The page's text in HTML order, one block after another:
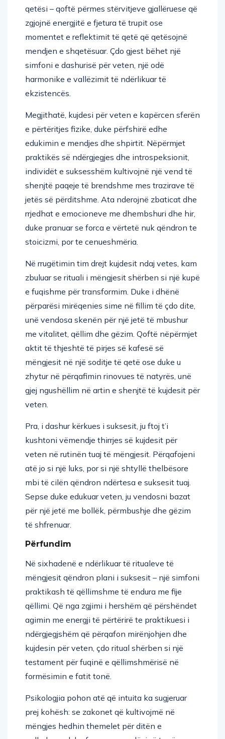
qetësi – qoftë përmes stërvitjeve gjallëruese që
zgjojnë energjitë e fjetura të trupit ose
momentet e reflektimit të qetë që qetësojnë
mendjen e shqetësuar. Çdo gjest bëhet një
simfoni e dashurisë për veten, një odë
harmonike e vallëzimit të ndërlikuar të
ekzistencës.
Megjithatë, kujdesi për veten e kapërcen sferën
e përtëritjes fizike, duke përfshirë edhe
edukimin e mendjes dhe shpirtit. Nëpërmjet
praktikës së ndërgjegjes dhe introspeksionit,
individët e suksesshëm kultivojnë një vend të
shenjtë paqeje të brendshme mes trazirave të
jetës së përditshme. Ata nderojnë zbaticat dhe
rrjedhat e emocioneve me dhembshuri dhe hir,
duke pranuar se forca e vërtetë nuk qëndron te
stoicizmi, por te cenueshmëria.
Në rrugëtimin tim drejt kujdesit ndaj vetes, kam
zbuluar se rituali i mëngjesit shërben si një kupë
e fuqishme për transformim. Duke i dhënë
përparësi mirëqenies sime në fillim të çdo dite,
unë vendosa skenën për një jetë të mbushur
me vitalitet, qëllim dhe gëzim. Qoftë nëpërmjet
aktit të thjeshtë të pirjes së kafesë së
mëngjesit në një soditje të qetë ose duke u
zhytur në përqafimin rinovues të natyrës, unë
gjej ngushëllim në artin e shenjtë të kujdesit për
veten.
Pra, i dashur kërkues i suksesit, ju ftoj t’i
kushtoni vëmendje thirrjes së kujdesit për
veten në rutinën tuaj të mëngjesit. Përqafojeni
atë jo si një luks, por si një shtyllë thelbësore
mbi të cilën qëndron ndërtesa e suksesit tuaj.
Sepse duke edukuar veten, ju vendosni bazat
për një jetë me bollëk, përmbushje dhe gëzim
të shfrenuar.
Përfundim
Në sixhadenë e ndërlikuar të ritualeve të
mëngjesit qëndron plani i suksesit – një simfoni
praktikash të qëllimshme të endura me fije
qëllimi. Që nga zgjimi i hershëm që përshëndet
agimin me energji të përtërirë te praktikuesi i
ndërgjegjshëm që përqafon mirënjohjen dhe
kujdesin për veten, çdo ritual shërben si një
testament për fuqinë e qëllimshmërisë në
formësimin e fatit tonë.
Psikologjia pohon atë që intuita ka sugjeruar
prej kohësh: se zakonet që kultivojmë në
mëngjes hedhin themelet për ditën e